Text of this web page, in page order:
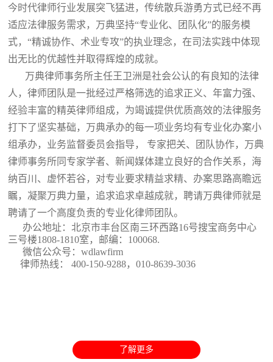
今时代律师行业发展突飞猛进，传统散兵游勇方式已经不再
适应法律服务需求，万典坚持“专业化、团队化”的服务模
式，“精诚协作、术业专攻”的执业理念，在司法实践中体现
出无比的优越性并取得辉煌的成就。
万典律师事务所主任王卫洲是社会公认的有良知的法律
人，律师团队是一批经过严格筛选的追求正义、年富力强、
经验丰富的精英律师组成，为竭诚提供优质高效的法律服务
打下了坚实基础，万典承办的每一项业务均有专业化办案小
组承办，业务监督委员会指导， 专家把关、团队协作，万典
律师事务所同专家学者、新闻媒体建立良好的合作关系，海
纳百川、虚怀若谷，对专业要求精益求精、办案思路高瞻远
瞩，凝聚万典力量，追求追求卓越成就，聘请万典律师就是
聘请了一个高度负责的专业化律师团队。
办公地址：北京市丰台区南三环西路16号搜宝商务中心
三号楼1808-1810室 ，邮编：100068.
微信公众号：wdlawfirm
律师热线： 400-150-9288，010-8639-3036
了解更多